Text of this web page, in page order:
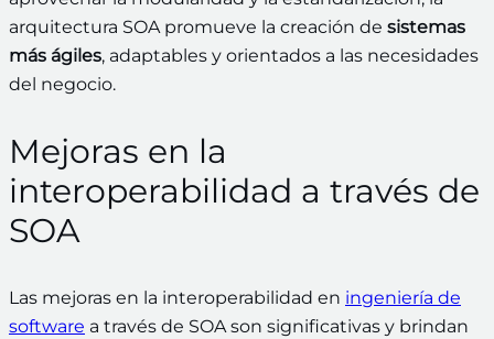
arquitectura SOA promueve la creación de sistemas
más ágiles, adaptables y orientados a las necesidades
del negocio.
Mejoras en la
interoperabilidad a través de
SOA
Las mejoras en la interoperabilidad en ingeniería de
software a través de SOA son significativas y brindan